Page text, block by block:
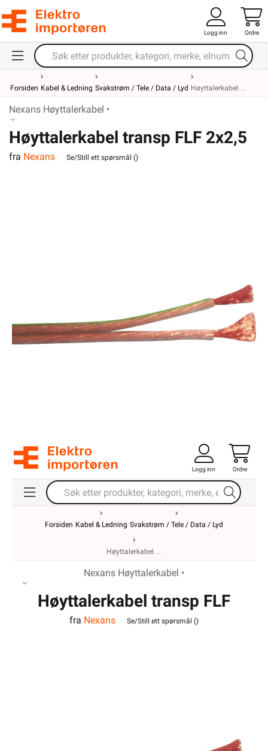
Logg inn Ordre
Forsiden Kabel & Ledning Svakstrøm / Tele / Data / Lyd Høyttalerkabel
Nexans Høyttalerkabel •
Høyttalerkabel transp FLF 2x2,5
fra Nexans Se/Still ett spørsmål ()
Logg inn Ordre
Forsiden Kabel & Ledning Svakstrøm / Tele / Data / Lyd
Høyttalerkabel
Nexans Høyttalerkabel •
Høyttalerkabel transp FLF
2x2,5
fra Nexans Se/Still ett spørsmål ()